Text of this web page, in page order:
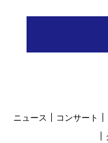
ニュース コンサート